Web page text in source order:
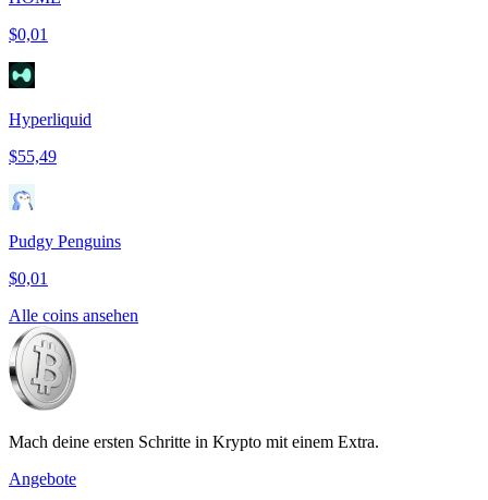
$0,01
Hyperliquid
$55,49
Pudgy Penguins
$0,01
Alle coins ansehen
Mach deine ersten Schritte in Krypto mit einem Extra.
Angebote